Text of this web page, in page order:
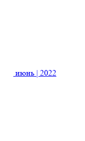
июнь | 2022